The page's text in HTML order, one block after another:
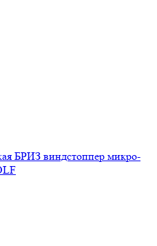
БРИЗ виндстоппер микро-